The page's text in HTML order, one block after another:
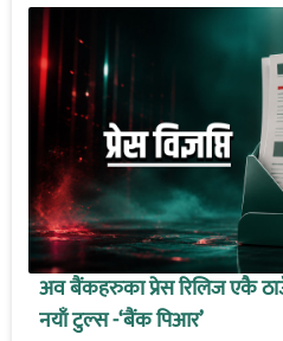
अव बैंकहरुका प्रेस रिलिज एकै
नयाँ टुल्स -‘बैंक पिआर’